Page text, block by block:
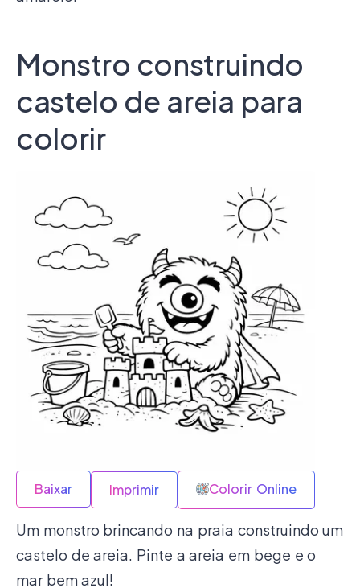
Monstro construindo
castelo de areia para
colorir
Baixar Imprimir Colorir Online
Um monstro brincando na praia construindo um
castelo de areia. Pinte a areia em bege e o
mar bem azul!